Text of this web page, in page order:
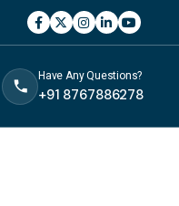
+91 8767886278
Have Any Questions?